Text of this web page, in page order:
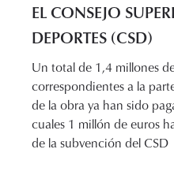
EL CONSEJO
DEPORTES (CSD)
Un total de 1,4 millones
correspondientes a la
de la obra ya han sido
cuales 1 millón de euros
de la subvención del CSD